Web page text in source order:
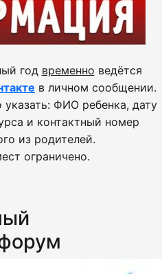
год временно ведётся
в личном сообщении.
ФИО ребенка, дату
и контактный номер
из родителей.
ограничено.